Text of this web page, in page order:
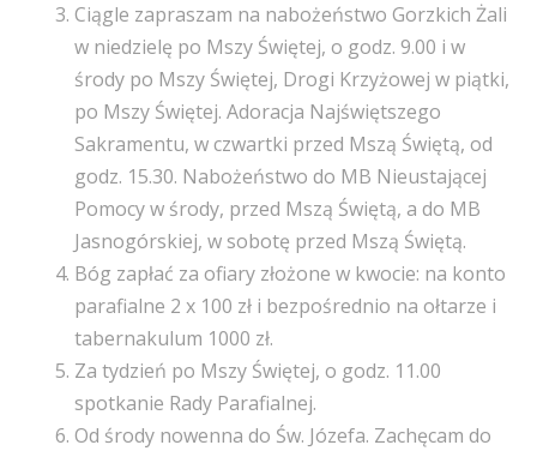
Ciągle zapraszam na nabożeństwo Gorzkich Żali
w niedzielę po Mszy Świętej, o godz. 9.00 i w
środy po Mszy Świętej, Drogi Krzyżowej w piątki,
po Mszy Świętej. Adoracja Najświętszego
Sakramentu, w czwartki przed Mszą Świętą, od
godz. 15.30. Nabożeństwo do MB Nieustającej
Pomocy w środy, przed Mszą Świętą, a do MB
Jasnogórskiej, w sobotę przed Mszą Świętą.
Bóg zapłać za ofiary złożone w kwocie: na konto
parafialne 2 x 100 zł i bezpośrednio na ołtarze i
tabernakulum 1000 zł.
Za tydzień po Mszy Świętej, o godz. 11.00
spotkanie Rady Parafialnej.
Od środy nowenna do Św. Józefa. Zachęcam do